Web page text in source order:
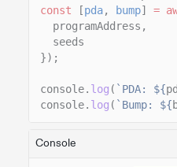
const
[pda, bump] =
programAddress,
seeds
});
console. log ( `PDA: ${
console. log ( `Bump: ${
Console